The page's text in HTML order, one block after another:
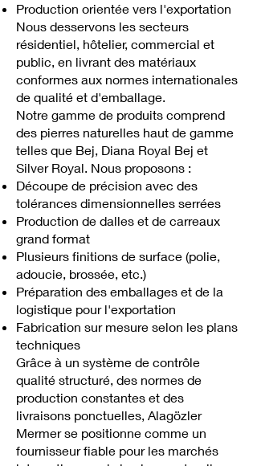
Production orientée vers l'exportation
Nous desservons les secteurs
résidentiel, hôtelier, commercial et
public, en livrant des matériaux
conformes aux normes internationales
de qualité et d'emballage.
Notre gamme de produits comprend
des pierres naturelles haut de gamme
telles que Bej, Diana Royal Bej et
Silver Royal. Nous proposons :
Découpe de précision avec des
tolérances dimensionnelles serrées
Production de dalles et de carreaux
grand format
Plusieurs finitions de surface (polie,
adoucie, brossée, etc.)
Préparation des emballages et de la
logistique pour l'exportation
Fabrication sur mesure selon les plans
techniques
Grâce à un système de contrôle
qualité structuré, des normes de
production constantes et des
livraisons ponctuelles, Alagözler
Mermer se positionne comme un
fournisseur fiable pour les marchés